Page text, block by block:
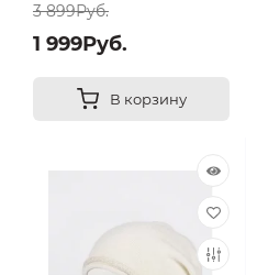
3 899Руб.
1 999Руб.
В корзину